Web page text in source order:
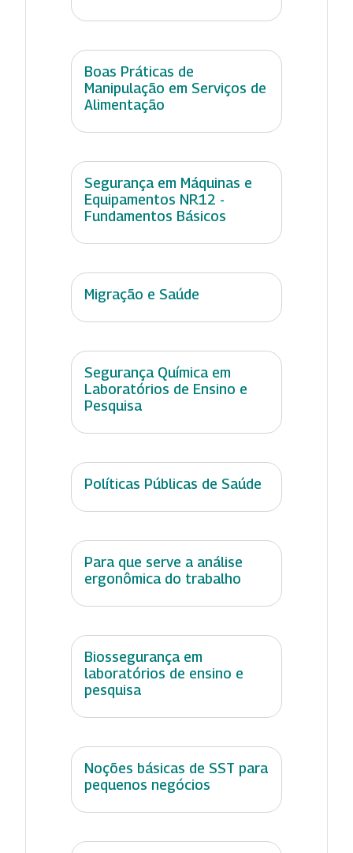
Boas Práticas de
Manipulação em Serviços de
Alimentação
Segurança em Máquinas e
Equipamentos NR12 -
Fundamentos Básicos
Migração e Saúde
Segurança Química em
Laboratórios de Ensino e
Pesquisa
Políticas Públicas de Saúde
Para que serve a análise
ergonômica do trabalho
Biossegurança em
laboratórios de ensino e
pesquisa
Noções básicas de SST para
pequenos negócios